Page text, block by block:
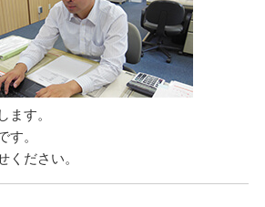
ます。
す。
ください。